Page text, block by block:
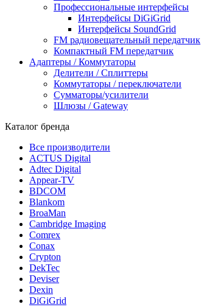
Профессиональные интерфейсы
Интерфейсы DiGiGrid
Интерфейсы SoundGrid
FM радиовещательный передатчик
Компактный FM передатчик
Адаптеры / Коммутаторы
Делители / Сплиттеры
Коммутаторы / переключатели
Сумматоры/усилители
Шлюзы / Gateway
Каталог бренда
Все производители
ACTUS Digital
Adtec Digital
Appear-TV
BDCOM
Blankom
BroaMan
Cambridge Imaging
Comrex
Conax
Crypton
DekTec
Deviser
Dexin
DiGiGrid